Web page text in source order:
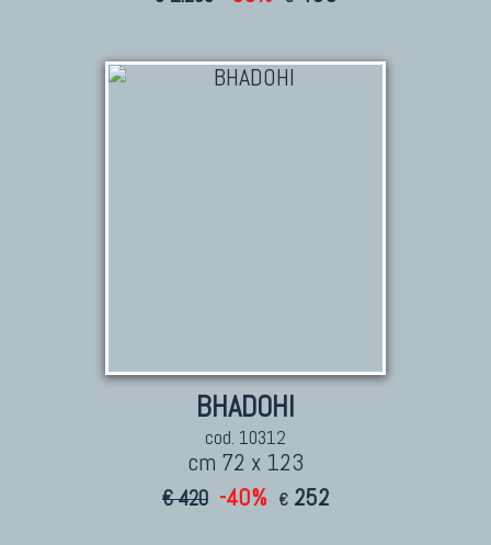
BHADOHI
cod. 10312
cm 72 x 123
€ 420 -40% € 252